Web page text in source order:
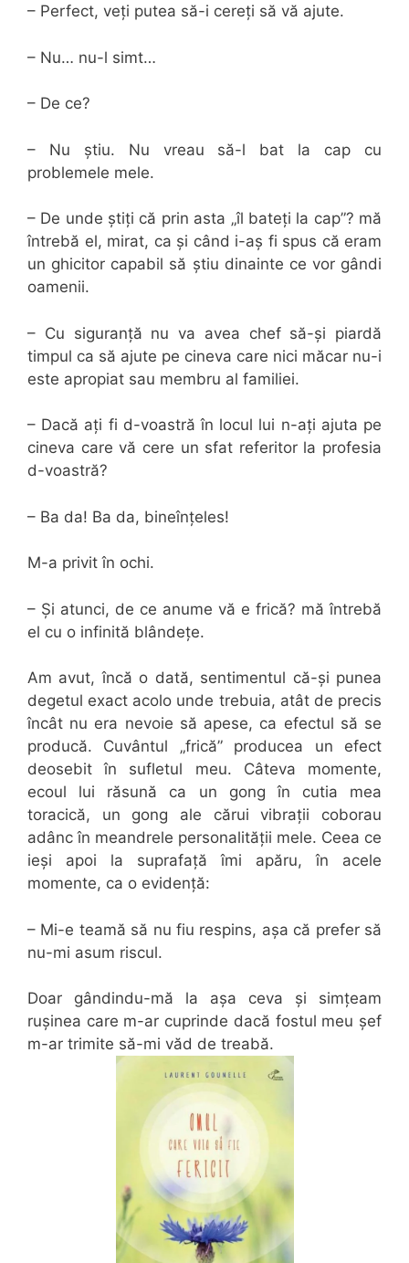
– Perfect, veți putea să-i cereți să vă ajute.
– Nu… nu-l simt…
– De ce?
– Nu știu. Nu vreau să-l bat la cap cu
problemele mele.
– De unde știți că prin asta „îl bateți la cap”? mă
întrebă el, mirat, ca și când i-aș fi spus că eram
un ghicitor capabil să știu dinainte ce vor gândi
oamenii.
– Cu siguranță nu va avea chef să-și piardă
timpul ca să ajute pe cineva care nici măcar nu-i
este apropiat sau membru al familiei.
– Dacă ați fi d-voastră în locul lui n-ați ajuta pe
cineva care vă cere un sfat referitor la profesia
d-voastră?
– Ba da! Ba da, bineînțeles!
M-a privit în ochi.
– Și atunci, de ce anume vă e frică? mă întrebă
el cu o infinită blândețe.
Am avut, încă o dată, sentimentul că-și punea
degetul exact acolo unde trebuia, atât de precis
încât nu era nevoie să apese, ca efectul să se
producă. Cuvântul „frică” producea un efect
deosebit în sufletul meu. Câteva momente,
ecoul lui răsună ca un gong în cutia mea
toracică, un gong ale cărui vibrații coborau
adânc în meandrele personalității mele. Ceea ce
ieși apoi la suprafață îmi apăru, în acele
momente, ca o evidență:
– Mi-e teamă să nu fiu respins, așa că prefer să
nu-mi asum riscul.
Doar gândindu-mă la așa ceva și simțeam
rușinea care m-ar cuprinde dacă fostul meu șef
m-ar trimite să-mi văd de treabă.